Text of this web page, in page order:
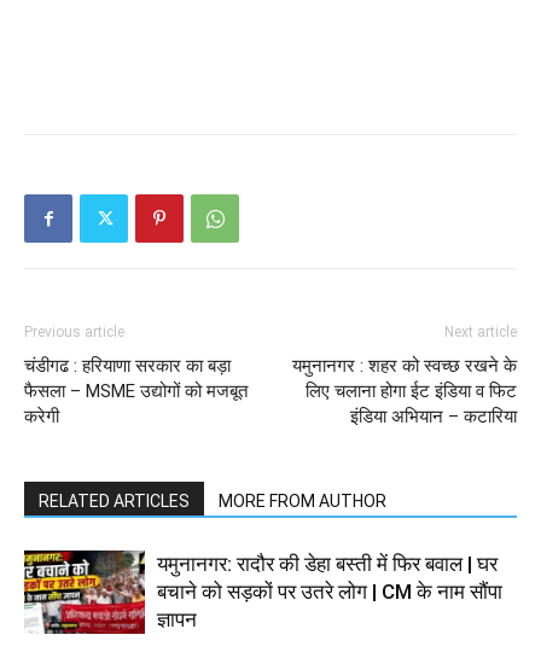
Previous article
चंडीगढ : हरियाणा सरकार का बड़ा
फैसला – MSME उद्योगों को मजबूत
करेगी
Next article
यमुनानगर : शहर को स्वच्छ रखने के
लिए चलाना होगा ईट इंडिया व फिट
इंडिया अभियान – कटारिया
RELATED ARTICLES MORE FROM AUTHOR
यमुनानगर: रादौर की डेहा बस्ती में फिर बवाल | घर
बचाने को सड़कों पर उतरे लोग | CM के नाम सौंपा
ज्ञापन